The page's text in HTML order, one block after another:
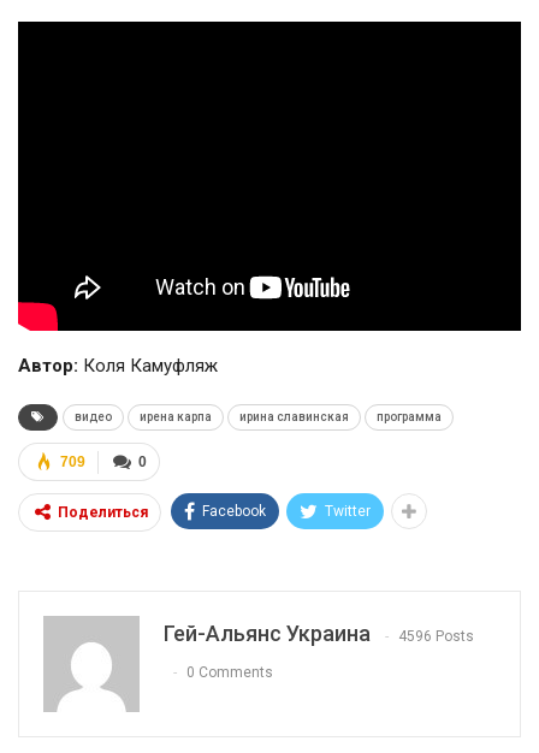
Автор: Коля Камуфляж
видео ирена карпа ирина славинская программа
0
709
Поделиться Facebook Twitter
Гей-Альянс Украина 4596 Posts
0 Comments